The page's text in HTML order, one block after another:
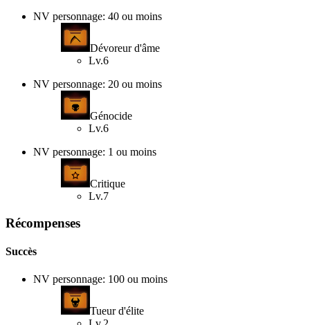
NV personnage: 40 ou moins
Dévoreur d'âme
Lv.6
NV personnage: 20 ou moins
Génocide
Lv.6
NV personnage: 1 ou moins
Critique
Lv.7
Récompenses
Succès
NV personnage: 100 ou moins
Tueur d'élite